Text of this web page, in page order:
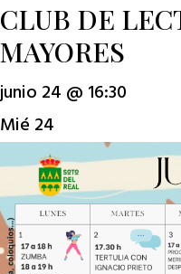
CLUB DE
MAYORES
junio 24 @ 16:30
Mié 24